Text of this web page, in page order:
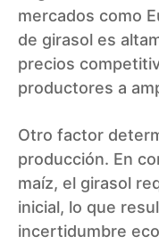
mercados como
de girasol es
precios
productores a
Otro factor
producción. En
maíz, el girasol
inicial, lo que
incertidumbre